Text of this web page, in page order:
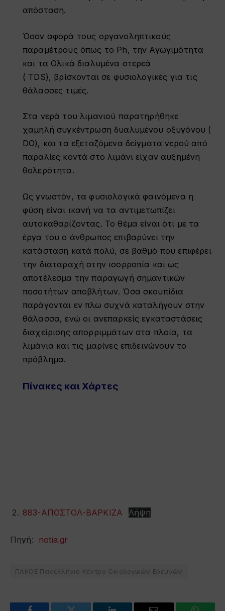
απόσταση.
Όσον αφορά τους οργανοληπτικούς
παραμέτρους όπως το Ph, την Αγωγιμότητα
και τα Ολικά διαλυμένα στερεά
( TDS), βρίσκονται σε φυσιολογικές για τις
θάλασσες τιμές.
Στα νερά του λιμανιού παρατηρήθηκε
χαμηλή συγκέντρωση δυαλυμένου οξυγόνου (
DO), και τα εξεταζόμενα δείγματα νερού από
παραλίες κοντά στο λιμάνι είχαν αυξημένη
θολερότητα.
Ως γνωστόν, τα φυσιολογικά φαινόμενα η
φύση είναι ικανή να τα αντιμετωπίζει
αυτοκαθαρίζοντας. Το θέμα είναι ότι με τα
έργα του ο άνθρωπος επιβαρύνει την
κατάσταση κατά πολύ, σε βαθμό που επιφέρει
την διαταραχή στην ισορροπία και ως
αποτέλεσμα την παραγωγή σημαντικών
ποσοτήτων αποβλήτων. Όσα σκουπίδια
παράγονται εν πλω συχνά καταλήγουν στην
θάλασσα, ενώ οι ανεπαρκείς εγκαταστάσεις
διαχείρισης απορριμμάτων στα πλοία, τα
λιμάνια και τις μαρίνες επιδεινώνουν το
πρόβλημα.
Πίνακες και Χάρτες
883-ΑΠΟΣΤΟΛ-ΒΑΡΚΙΖΑ Λήψη
Πηγή: notia.gr
ΠΑΚΟΕ Πανελλήνιο Κέντρο Οικολογικών Ερευνών